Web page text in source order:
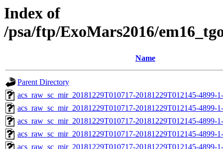
Index of
/psa/ftp/ExoMars2016/
Name
Parent Directory
acs_raw_sc_mir_20181229T010717-20181229T012145-4899-
acs_raw_sc_mir_20181229T010717-20181229T012145-4899-
acs_raw_sc_mir_20181229T010717-20181229T012145-4899-
acs_raw_sc_mir_20181229T010717-20181229T012145-4899-
acs_raw_sc_mir_20181229T010717-20181229T012145-4899-